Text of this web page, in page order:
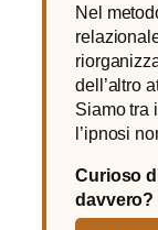
Nel
dell’altro
Siamo tra
l’ipnosi
Curioso
davvero?